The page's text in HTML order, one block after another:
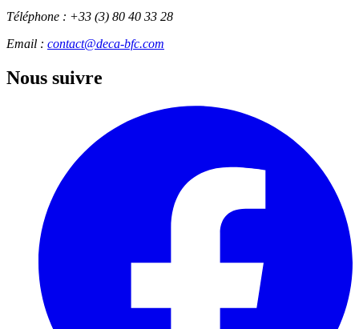
Téléphone : +33 (3) 80 40 33 28
Email : contact@deca-bfc.com
Nous suivre